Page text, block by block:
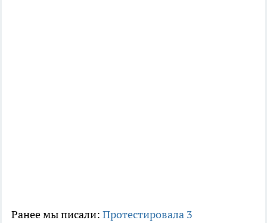
Ранее мы писали: Протестировала 3